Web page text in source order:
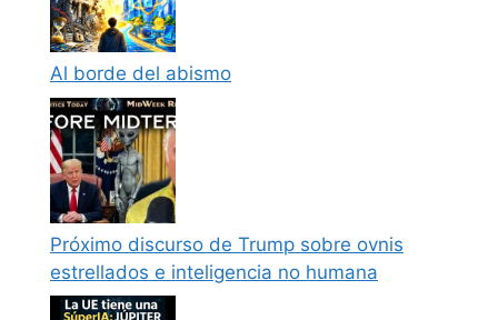
Al borde del abismo
Próximo discurso de Trump sobre ovnis
estrellados e inteligencia no humana